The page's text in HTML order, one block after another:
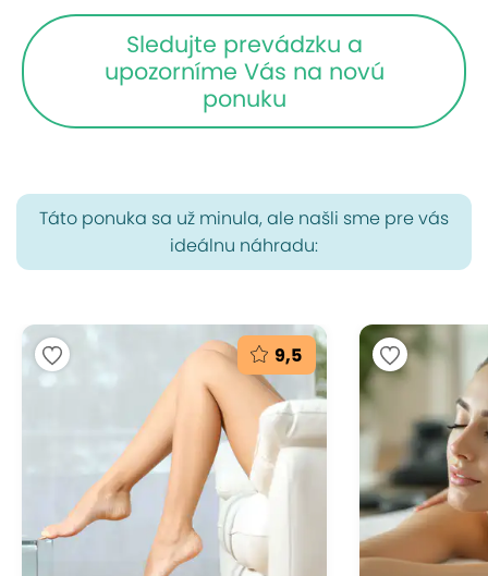
Sledujte prevádzku a
upozorníme Vás na novú
ponuku
Táto ponuka sa už minula, ale našli sme pre vás
ideálnu náhradu:
9,5